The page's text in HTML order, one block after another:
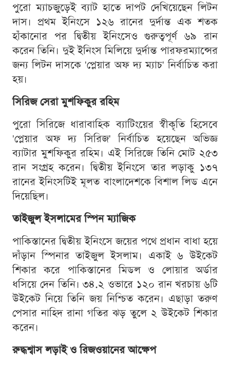
পুরো ম্যাচজুড়েই ব্যাট হাতে দাপট দেখিয়েছেন লিটন
দাস। প্রথম ইনিংসে ১২৬ রানের দুর্দান্ত এক শতক
হাঁকানোর পর দ্বিতীয় ইনিংসেও গুরুত্বপূর্ণ ৬৯ রান
করেন তিনি। দুই ইনিংস মিলিয়ে দুর্দান্ত পারফরম্যান্সের
জন্য লিটন দাসকে 'প্লেয়ার অফ দ্য ম্যাচ' নির্বাচিত করা
হয়।
সিরিজ সেরা মুশফিকুর রহিম
পুরো সিরিজে ধারাবাহিক ব্যাটিংয়ের স্বীকৃতি হিসেবে
'প্লেয়ার অফ দ্য সিরিজ' নির্বাচিত হয়েছেন অভিজ্ঞ
ব্যাটার মুশফিকুর রহিম। এই সিরিজে তিনি মোট ২৫৩
রান সংগ্রহ করেন। দ্বিতীয় ইনিংসে তার লড়াকু ১৩৭
রানের ইনিংসটিই মূলত বাংলাদেশকে বিশাল লিড এনে
দিয়েছিল।
তাইজুল ইসলামের স্পিন ম্যাজিক
পাকিস্তানের দ্বিতীয় ইনিংসে জয়ের পথে প্রধান বাধা হয়ে
দাঁড়ান স্পিনার তাইজুল ইসলাম। একাই ৬ উইকেট
শিকার করে পাকিস্তানের মিডল ও লোয়ার অর্ডার
ধসিয়ে দেন তিনি। ৩৪.২ ওভারে ১২০ রান খরচায় ৬টি
উইকেট নিয়ে তিনি জয় নিশ্চিত করেন। এছাড়া তরুণ
পেসার নাহিদ রানা গতির ঝড় তুলে ২ উইকেট শিকার
করেন।
রুদ্ধশ্বাস লড়াই ও রিজওয়ানের আক্ষেপ